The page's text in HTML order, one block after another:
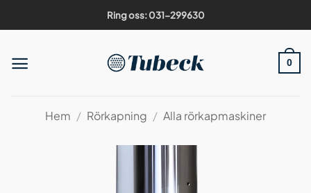
Ring oss: 031-299630
0
Hem / Rörkapning / Alla rörkapmaskiner